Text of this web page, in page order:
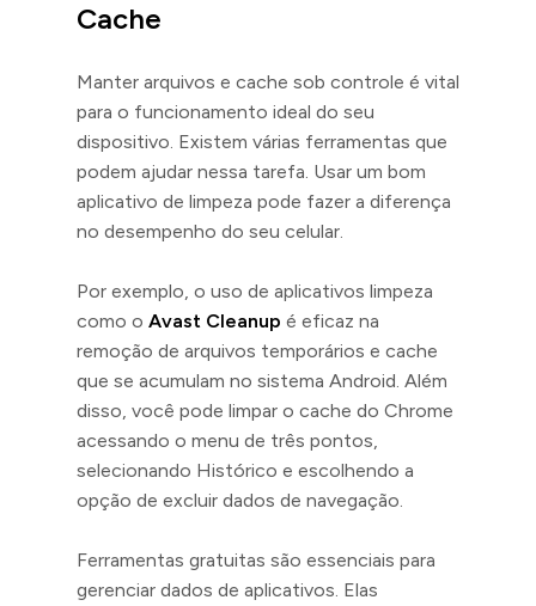
Cache
Manter arquivos e cache sob controle é vital
para o funcionamento ideal do seu
dispositivo. Existem várias ferramentas que
podem ajudar nessa tarefa. Usar um bom
aplicativo de limpeza pode fazer a diferença
no desempenho do seu celular.
Por exemplo, o uso de aplicativos limpeza
como o Avast Cleanup é eficaz na
remoção de arquivos temporários e cache
que se acumulam no sistema Android. Além
disso, você pode limpar o cache do Chrome
acessando o menu de três pontos,
selecionando Histórico e escolhendo a
opção de excluir dados de navegação.
Ferramentas gratuitas são essenciais para
gerenciar dados de aplicativos. Elas